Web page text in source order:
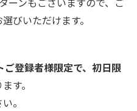
びいただけます。
ご登録者様限定で、初日限
す。
。